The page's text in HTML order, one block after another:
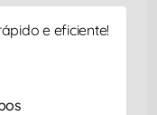
e eficiente!